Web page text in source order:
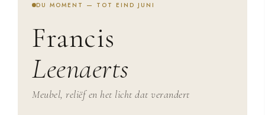
DU MOMENT — TOT EIND JUNI
Francis
Leenaerts
Meubel, reliëf en het licht dat verandert